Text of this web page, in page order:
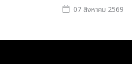
07 สิงหาคม 2569